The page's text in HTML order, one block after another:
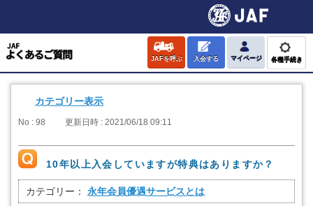
JAFを呼ぶ 入会する マイページ 各種手続き
カテゴリー表示
No : 98 更新日時 : 2021/06/18 09:11
10年以上入会していますが特典はありますか？
カテゴリー： 永年会員優遇サービスとは